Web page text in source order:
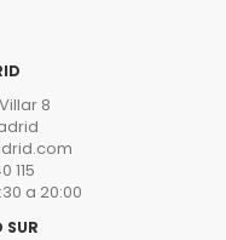
8
115
a 20:00
SUR